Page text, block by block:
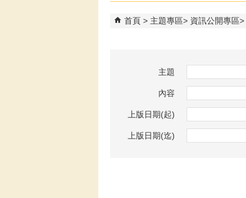
首頁 主題專區 資訊公開專區
主題
內容
上版日期(起)
上版日期(迄)